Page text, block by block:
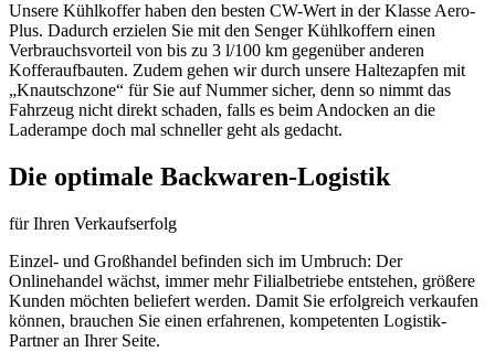
Unsere Kühlkoffer haben den besten CW-Wert in der Klasse Aero-
Plus. Dadurch erzielen Sie mit den Senger Kühlkoffern einen
Verbrauchsvorteil von bis zu 3 l/100 km gegenüber anderen
Kofferaufbauten. Zudem gehen wir durch unsere Haltezapfen mit
„Knautschzone“ für Sie auf Nummer sicher, denn so nimmt das
Fahrzeug nicht direkt schaden, falls es beim Andocken an die
Laderampe doch mal schneller geht als gedacht.
Die optimale Backwaren-Logistik
für Ihren Verkaufserfolg
Einzel- und Großhandel befinden sich im Umbruch: Der
Onlinehandel wächst, immer mehr Filialbetriebe entstehen, größere
Kunden möchten beliefert werden. Damit Sie erfolgreich verkaufen
können, brauchen Sie einen erfahrenen, kompetenten Logistik-
Partner an Ihrer Seite.